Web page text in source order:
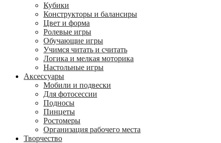
Кубики
Конструкторы и балансиры
Цвет и форма
Ролевые игры
Обучающие игры
Учимся читать и считать
Логика и мелкая моторика
Настольные игры
Аксессуары
Мобили и подвески
Для фотосессии
Подносы
Пинцеты
Ростомеры
Организация рабочего места
Творчество